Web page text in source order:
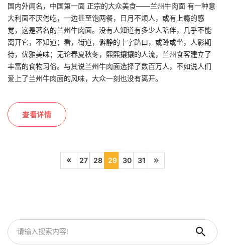
国内外闻名，中国第一面 正宗的大众美食——兰州牛肉面 有一种意
大利面不厌倦吃，一边甚至饱两餐，日月不烦人，或有上瘾的感
觉，这是著名的兰州牛肉面。没有人知道有多少人陪伴，几乎不能
离开它，不知道；看，街道，僻静的十字路口，或蹲或坐，人影期
待，优雅美味；无论春夏秋冬，熙熙攘攘的人流，兰州食客建立了
丰富的食物习俗。与其说兰州牛肉面选择了数百万人，不如说人们
爱上了兰州牛肉面的风味，大众一刻也没有离开。
查看详情
27 28 29 30 31